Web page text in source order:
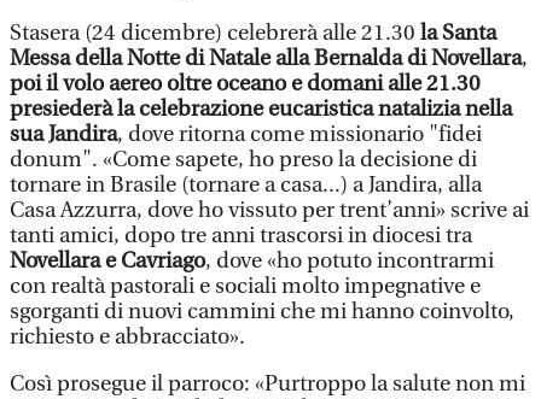
Stasera (24 dicembre) celebrerà alle 21.30 la Santa
Messa della Notte di Natale alla Bernalda di Novellara,
poi il volo aereo oltre oceano e domani alle 21.30
presiederà la celebrazione eucaristica natalizia nella
sua Jandira, dove ritorna come missionario "fidei
donum". «Come sapete, ho preso la decisione di
tornare in Brasile (tornare a casa...) a Jandira, alla
Casa Azzurra, dove ho vissuto per trent’anni» scrive ai
tanti amici, dopo tre anni trascorsi in diocesi tra
Novellara e Cavriago, dove «ho potuto incontrarmi
con realtà pastorali e sociali molto impegnative e
sgorganti di nuovi cammini che mi hanno coinvolto,
richiesto e abbracciato».
Così prosegue il parroco: «Purtroppo la salute non mi